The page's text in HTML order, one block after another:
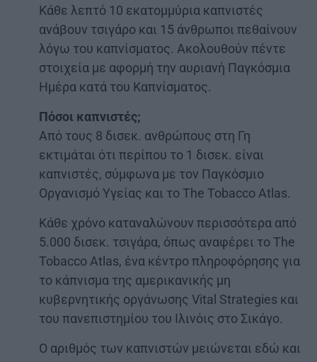
Κάθε λεπτό 10 εκατομμύρια καπνιστές
ανάβουν τσιγάρο και 15 άνθρωποι πεθαίνουν
λόγω του καπνίσματος. Ακολουθούν πέντε
στοιχεία με αφορμή την αυριανή Παγκόσμια
Ημέρα κατά του Καπνίσματος.
Πόσοι καπνιστές;
Από τους 8 δισεκ. ανθρώπους στη Γη
εκτιμάται ότι περίπου το 1 δισεκ. είναι
καπνιστές, σύμφωνα με τον Παγκόσμιο
Οργανισμό Υγείας και το The Tobacco Atlas.
Κάθε χρόνο καταναλώνουν περισσότερα από
5.000 δισεκ. τσιγάρα, όπως αναφέρει το The
Tobacco Atlas, ένα κέντρο πληροφόρησης για
το κάπνισμα της αμερικανικής μη
κυβερνητικής οργάνωσης Vital Strategies και
του πανεπιστημίου του Ιλινόις στο Σικάγο.
Ο αριθμός των καπνιστών μειώνεται εδώ και